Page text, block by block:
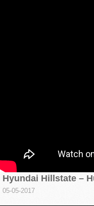
Hyundai Hillstate –
05-05-2017